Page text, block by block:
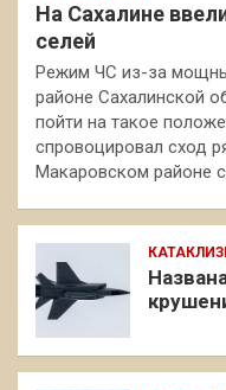
На Сахалине
селей
Режим ЧС из-за
районе Сахалинской
пойти на такое
спровоцировал сход
Макаровском районе